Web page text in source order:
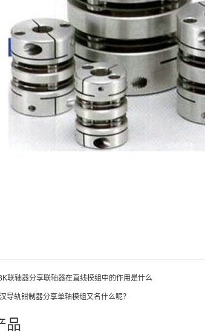
联轴器分享联轴器在直线模组中的作用是什么
导轨钳制器分享单轴模组又名什么呢？
品